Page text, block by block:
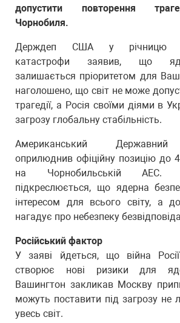
допустити повторення
Чорнобиля.
Держдеп США у річницю
катастрофи заявив, що
залишається пріоритетом для
наголошено, що світ не може
трагедії, а Росія своїми діями в
загрозу глобальну стабільність.
Американський Державний
оприлюднив офіційну позицію до
на Чорнобильській АЕС.
підкреслюється, що ядерна
інтересом для всього світу, а
нагадує про небезпеку
Російський фактор
У заяві йдеться, що війна
створює нові ризики для
Вашингтон закликав Москву
можуть поставити під загрозу не
увесь світ.